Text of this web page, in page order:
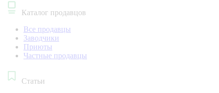
Каталог продавцов
Все продавцы
Заводчики
Приюты
Частные продавцы
Статьи